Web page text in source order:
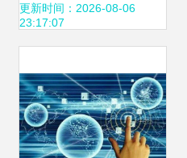
实力入选三大榜
据服务新赛道
更新时间：2026-08-06
23:17:07